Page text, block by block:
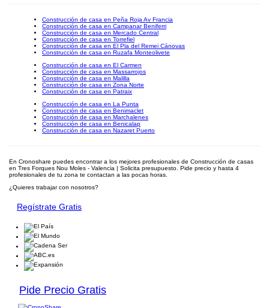
Construcción de casa en Peña Roja Av Francia
Construcción de casa en Campanar Beniferri
Construcción de casa en Mercado Central
Construcción de casa en Torrefiel
Construcción de casa en El Pla del Remei Cánovas
Construcción de casa en Ruzafa Monteolivete
Construcción de casa en El Carmen
Construcción de casa en Massarrojos
Construcción de casa en Malilla
Construcción de casa en Zona Norte
Construcción de casa en Patraix
Construcción de casa en La Punta
Construcción de casa en Benimaclet
Construcción de casa en Marchalenes
Construcción de casa en Benicalap
Construcción de casa en Nazaret Puerto
En Cronoshare puedes encontrar a los mejores profesionales de Construcción de casas
en Tres Forques Nou Moles - Valencia | Solicita presupuesto. Pide precio y hasta 4
profesionales de tu zona te contactan a las pocas horas.
¿Quieres trabajar con nosotros?
Regístrate Gratis
Pide Precio Gratis